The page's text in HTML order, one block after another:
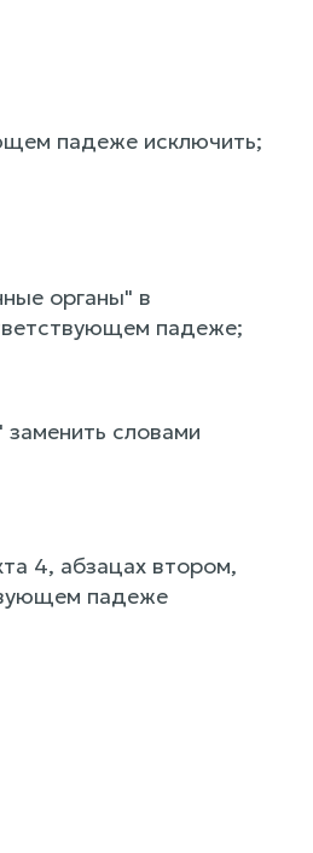
падеже исключить;
органы" в
падеже;
заменить словами
4, абзацах втором,
падеже